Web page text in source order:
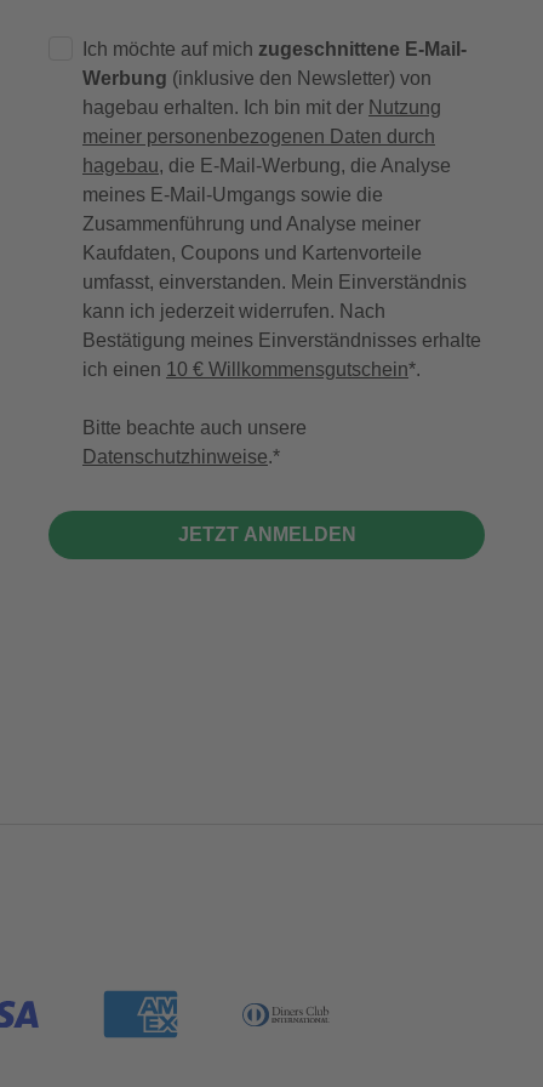
Ich möchte auf mich zugeschnittene E-Mail-
Werbung (inklusive den Newsletter) von
hagebau erhalten. Ich bin mit der Nutzung
meiner personenbezogenen Daten durch
hagebau, die E-Mail-Werbung, die Analyse
meines E-Mail-Umgangs sowie die
Zusammenführung und Analyse meiner
Kaufdaten, Coupons und Kartenvorteile
umfasst, einverstanden. Mein Einverständnis
kann ich jederzeit widerrufen. Nach
Bestätigung meines Einverständnisses erhalte
ich einen 10 € Willkommensgutschein*.
Bitte beachte auch unsere
Datenschutzhinweise.
JETZT ANMELDEN